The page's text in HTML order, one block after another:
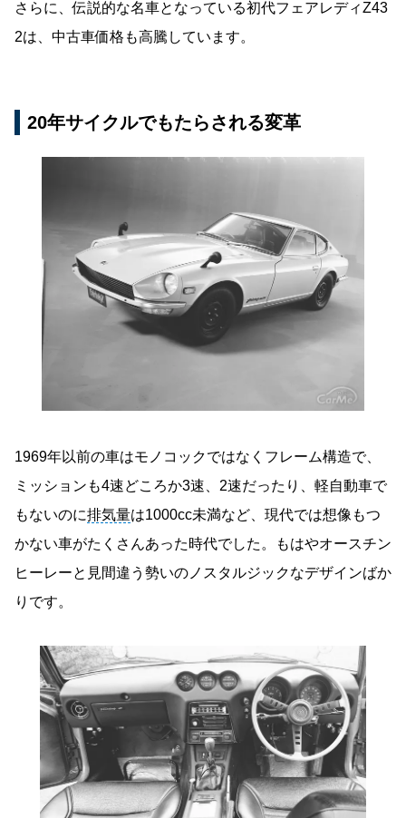
さらに、伝説的な名車となっている初代フェアレディZ43
2は、中古車価格も高騰しています。
20年サイクルでもたらされる変革
1969年以前の車はモノコックではなくフレーム構造で、
ミッションも4速どころか3速、2速だったり、軽自動車で
もないのに排気量は1000cc未満など、現代では想像もつ
かない車がたくさんあった時代でした。もはやオースチン
ヒーレーと見間違う勢いのノスタルジックなデザインばか
りです。